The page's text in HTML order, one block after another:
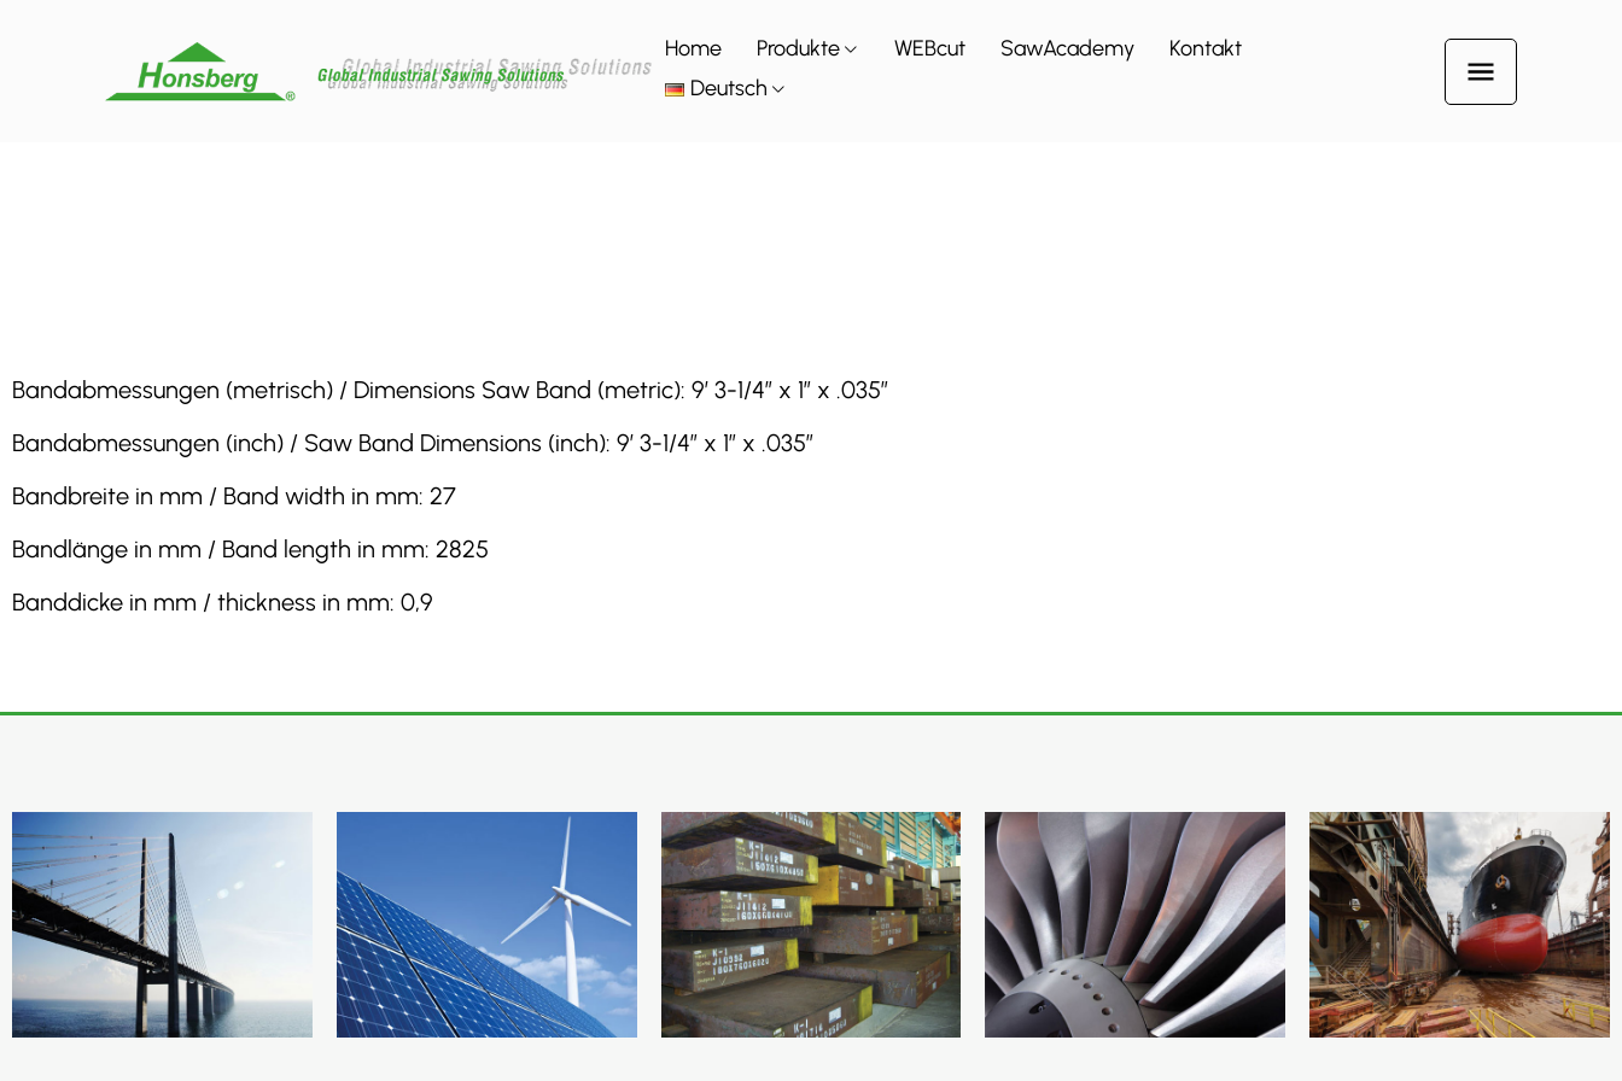
Home Produkte WEBcut SawAcademy
Kontakt
Deutsch
Bandabmessungen (metrisch) / Dimensions Saw Band (metric): 9′ 3-1/4″ x 1″ x .035″
Bandabmessungen (inch) / Saw Band Dimensions (inch): 9′ 3-1/4″ x 1″ x .035″
Bandbreite in mm / Band width in mm: 27
Bandlänge in mm / Band length in mm: 2825
Banddicke in mm / thickness in mm: 0,9